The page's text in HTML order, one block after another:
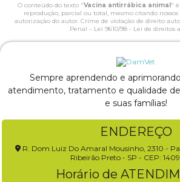
O conteúdo do texto "Vacina antirrábica animal" é
reprodução, parcial ou total, mesmo citando
autorização do autor. Crime de violação de direito
Penal – Lei 9610/98 - Lei de direitos
Sempre aprendendo e
atendimento, tratamento e qualidade
e suas famílias!
ENDEREÇO
R. Dom Luiz Do Amaral Mousinho, 2310 -
Ribeirão Preto - SP - CEP:
Horário de